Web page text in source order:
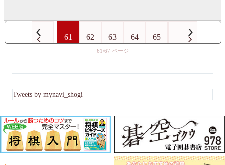
61/67
61 62 63 64 65
Tweets by mynavi_shogi